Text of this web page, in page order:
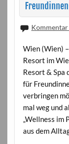
Wien (Wien)
Resort im
Resort & Spa
für
verbringen
mal weg und
„Wellness im
aus dem